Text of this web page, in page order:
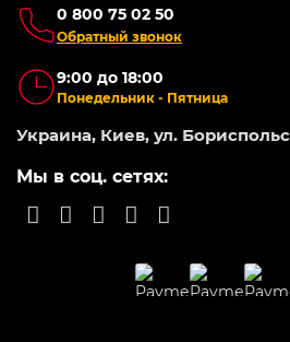
0 800 75 02 50
Обратный звонок
9:00 до 18:00
Понедельник - Пятница
Украина, Киев, ул.
Мы в соц. сетях: